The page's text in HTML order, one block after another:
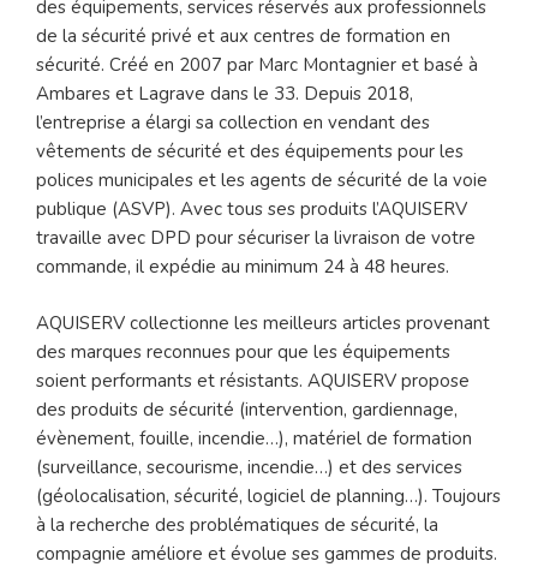
des équipements, services réservés aux professionnels
de la sécurité privé et aux centres de formation en
sécurité. Créé en 2007 par Marc Montagnier et basé à
Ambares et Lagrave dans le 33. Depuis 2018,
l’entreprise a élargi sa collection en vendant des
vêtements de sécurité et des équipements pour les
polices municipales et les agents de sécurité de la voie
publique (ASVP). Avec tous ses produits l’AQUISERV
travaille avec DPD pour sécuriser la livraison de votre
commande, il expédie au minimum 24 à 48 heures.
AQUISERV collectionne les meilleurs articles provenant
des marques reconnues pour que les équipements
soient performants et résistants. AQUISERV propose
des produits de sécurité (intervention, gardiennage,
évènement, fouille, incendie…), matériel de formation
(surveillance, secourisme, incendie…) et des services
(géolocalisation, sécurité, logiciel de planning…). Toujours
à la recherche des problématiques de sécurité, la
compagnie améliore et évolue ses gammes de produits.